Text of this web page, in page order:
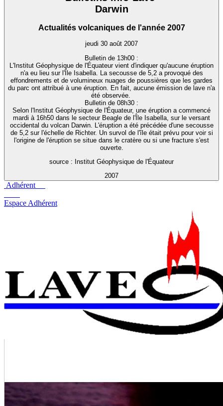
Darwin
Actualités volcaniques de l'année 2007
jeudi 30 août 2007
Bulletin de 13h00 :
L'Institut Géophysique de l'Équateur vient d'indiquer qu'aucune éruption
n'a eu lieu sur l'Île Isabella. La secousse de 5,2 a provoqué des
effondrements et de volumineux nuages de poussières que les gardes
du parc ont attribué à une éruption. En fait, aucune émission de lave n'a
été observée.
Bulletin de 08h30 :
Selon l'Institut Géophysique de l'Équateur, une éruption a commencé
mardi à 16h50 dans le secteur Beagle de l'Île Isabella, sur le versant
occidental du volcan Darwin. L'éruption a été précédée d'une secousse
de 5,2 sur l'échelle de Richter. Un survol de l'île était prévu pour voir si
l'origine de l'éruption se situe dans le cratère ou si une fracture s'est
ouverte.
source : Institut Géophysique de l'Équateur
2007
Adhérent
Espace Adhérent